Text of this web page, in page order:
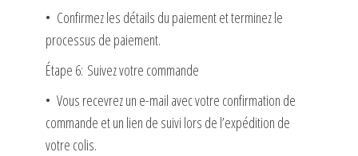
• Confirmez les détails du paiement et terminez le
processus de paiement.
Étape 6: Suivez votre commande
• Vous recevrez un e-mail avec votre confirmation de
commande et un lien de suivi lors de l’expédition de
votre colis.